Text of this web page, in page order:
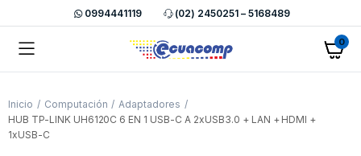
0994441119 (02) 2450251 – 5168489
0
Inicio Computación
Adaptadores
HUB TP-LINK UH6120C 6 EN 1 USB-C A 2xUSB3.0 + LAN + HDMI +
1xUSB-C